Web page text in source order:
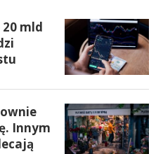
mld
Innym